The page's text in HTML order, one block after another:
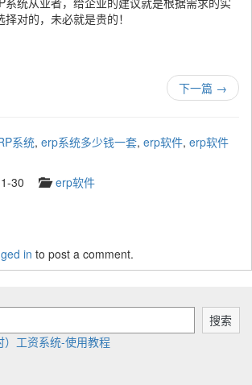
对的，未必就是贵的！
下一篇 →
系统, erp系统多少钱一套, erp软件, erp软件
30
C
o
erp软件
in to post a comment.
搜索
）工资系统-使用教程